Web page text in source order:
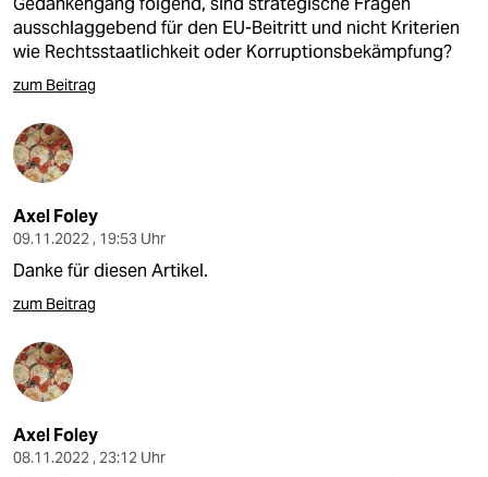
ausschlaggebend für den EU-Beitritt und nicht Kriterien
wie Rechtsstaatlichkeit oder Korruptionsbekämpfung?
zum Beitrag
Axel Foley
09.11.2022 , 19:53 Uhr
Danke für diesen Artikel.
zum Beitrag
Axel Foley
08.11.2022 , 23:12 Uhr